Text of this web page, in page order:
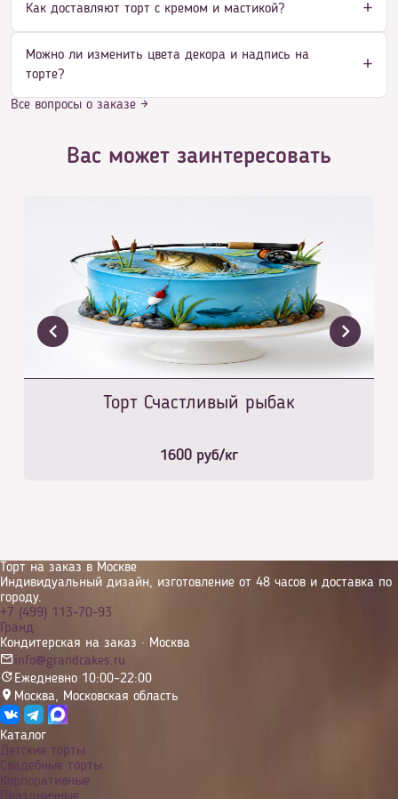
Как доставляют торт с кремом и мастикой?
Можно ли изменить цвета декора и надпись на
торте?
Все вопросы о заказе →
Вас может заинтересовать
Торт Счастливый рыбак
1600 руб/кг
Торт на заказ в Москве
Индивидуальный дизайн, изготовление от 48 часов и доставка по
городу.
+7 (499) 113-70-93
Гранд
Кондитерская на заказ · Москва
info@grandcakes.ru
Ежедневно 10:00–22:00
Москва, Московская область
Каталог
Детские торты
Свадебные торты
Корпоративные
Праздничные